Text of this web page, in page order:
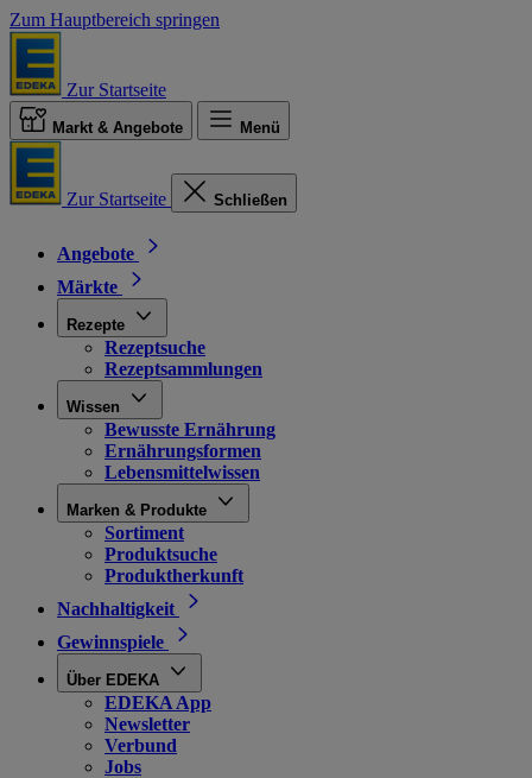
Zum Hauptbereich springen
Zur Startseite
Markt & Angebote Menü
Zur Startseite Schließen
Angebote
Märkte
Rezepte
Rezeptsuche
Rezeptsammlungen
Wissen
Bewusste Ernährung
Ernährungsformen
Lebensmittelwissen
Marken & Produkte
Sortiment
Produktsuche
Produktherkunft
Nachhaltigkeit
Gewinnspiele
Über EDEKA
EDEKA App
Newsletter
Verbund
Jobs